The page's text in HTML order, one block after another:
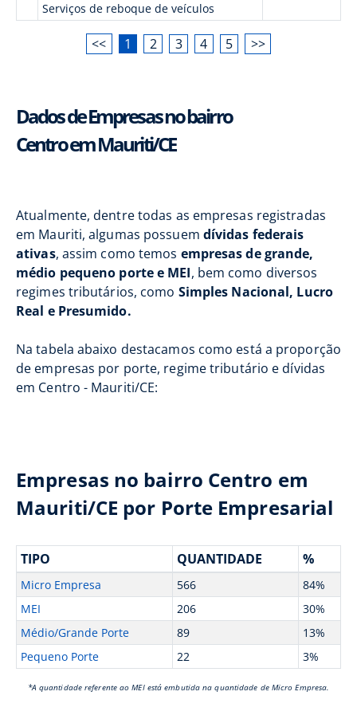
Serviços de reboque de veículos
<< 1 2 3 4 5 >>
Dados de Empresas no bairro
Centro em Mauriti/CE
Atualmente, dentre todas as empresas registradas
em Mauriti, algumas possuem dívidas federais
ativas, assim como temos empresas de grande,
médio pequeno porte e MEI, bem como diversos
regimes tributários, como Simples Nacional, Lucro
Real e Presumido.
Na tabela abaixo destacamos como está a proporção
de empresas por porte, regime tributário e dívidas
em Centro - Mauriti/CE:
Empresas no bairro Centro em
Mauriti/CE por Porte Empresarial
TIPO QUANTIDADE %
Micro Empresa 566
84%
MEI
206
30%
Médio/Grande Porte
89
13%
Pequeno Porte
22 3%
*A quantidade referente ao MEI está embutida na quantidade de Micro Empresa.